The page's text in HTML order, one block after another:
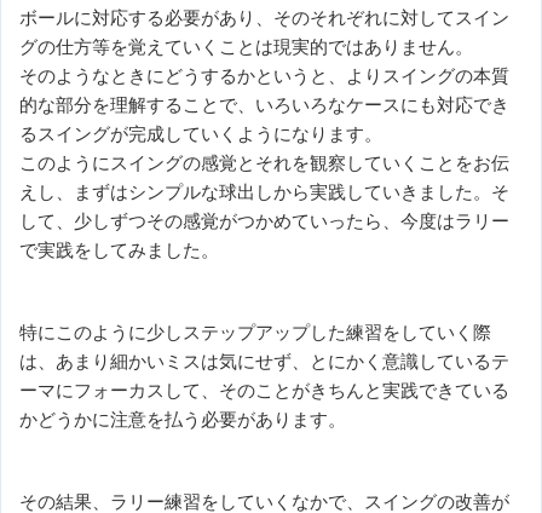
ボールに対応する必要があり、そのそれぞれに対してスイン
グの仕方等を覚えていくことは現実的ではありません。
そのようなときにどうするかというと、よりスイングの本質
的な部分を理解することで、いろいろなケースにも対応でき
るスイングが完成していくようになります。
このようにスイングの感覚とそれを観察していくことをお伝
えし、まずはシンプルな球出しから実践していきました。そ
して、少しずつその感覚がつかめていったら、今度はラリー
で実践をしてみました。
特にこのように少しステップアップした練習をしていく際
は、あまり細かいミスは気にせず、とにかく意識しているテ
ーマにフォーカスして、そのことがきちんと実践できている
かどうかに注意を払う必要があります。
その結果、ラリー練習をしていくなかで、スイングの改善が